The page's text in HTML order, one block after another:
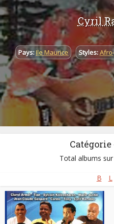
Cyril
Pays:Ile Maurice Styles:
Total albums
B L